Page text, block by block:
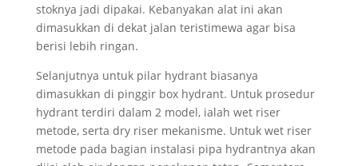
stoknya jadi dipakai. Kebanyakan alat ini akan
dimasukkan di dekat jalan teristimewa agar bisa
berisi lebih ringan.
Selanjutnya untuk pilar hydrant biasanya
dimasukkan di pinggir box hydrant. Untuk prosedur
hydrant terdiri dalam 2 model, ialah wet riser
metode, serta dry riser mekanisme. Untuk wet riser
metode pada bagian instalasi pipa hydrantnya akan